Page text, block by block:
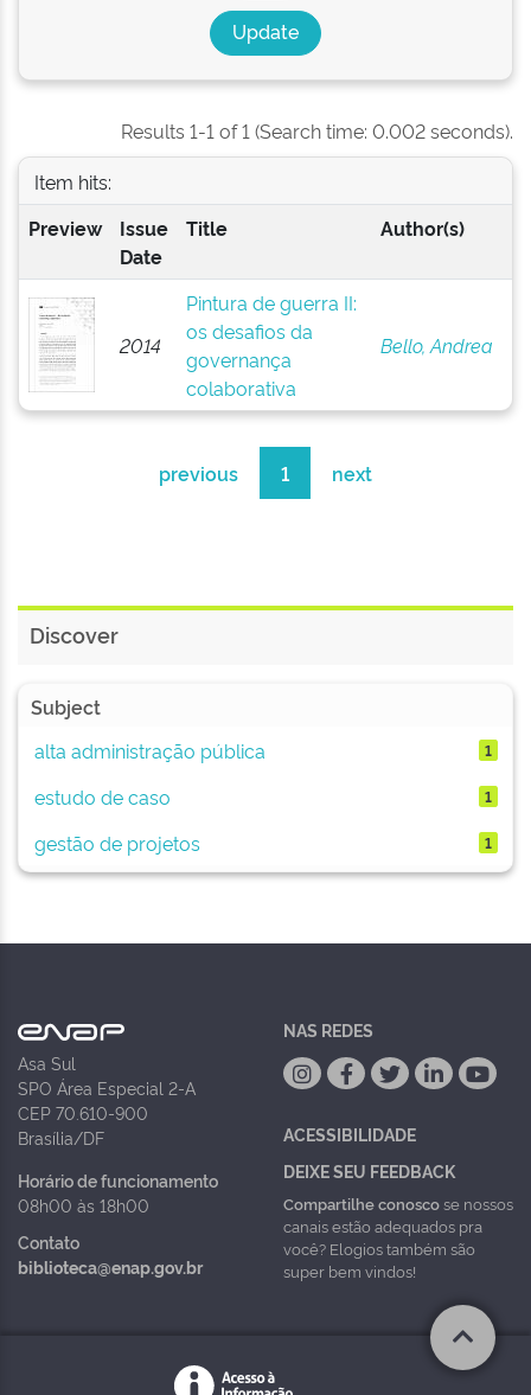
Results 1-1 of 1 (Search time: 0.002 seconds).
Item hits:
Preview
Issue
Date
Title Author(s)
2014
Pintura de guerra II:
os desafios da
governança
colaborativa
Bello, Andrea
previous 1 next
Discover
Subject
alta administração pública
1
estudo de caso 1
gestão de projetos 1
Asa Sul
SPO Área Especial 2-A
CEP 70.610-900
Brasília/DF
Horário de funcionamento
08h00 às 18h00
Contato
biblioteca@enap.gov.br
NAS REDES
ACESSIBILIDADE
DEIXE SEU FEEDBACK
Compartilhe conoscose nossos
canais estão adequados pra
você? Elogios também são
super bem vindos!